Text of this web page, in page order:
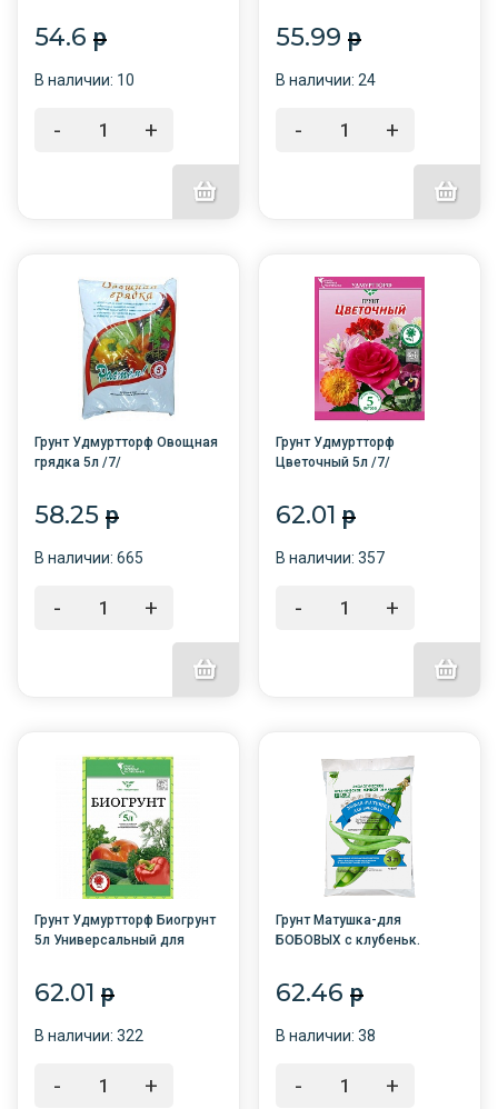
54.6 p
В наличии: 10
- +
55.99p
В наличии: 24
- +
Грунт Удмуртторф Овощная
грядка 5л /7/
58.25 p
В наличии: 665
- +
Грунт Удмуртторф
Цветочный 5л /7/
62.01p
В наличии: 357
- +
Грунт Удмуртторф Биогрунт
5л Универсальный для
62.01 p
В наличии: 322
- +
Грунт Матушка-для
БОБОВЫХ с клубеньк.
гороха,фасоли,бобов,нута,сои)
/4/Башинком
62.46p
В наличии: 38
- +